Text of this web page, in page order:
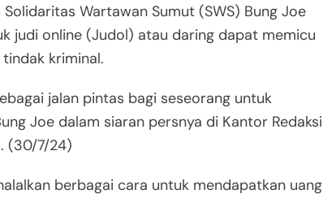
Wartawan Sumut (SWS) Bung Joe
judi online (Judol) atau daring dapat memicu
kriminal.
jalan pintas bagi seseorang untuk
Joe dalam siaran persnya di Kantor Redaksi
(30/7/24)
berbagai cara untuk mendapatkan uang